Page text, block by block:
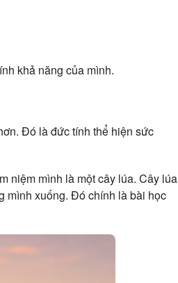
khả năng của mình.
Đó là đức tính thể hiện sức
niệm mình là một cây lúa. Cây lúa
mình xuống. Đó chính là bài học